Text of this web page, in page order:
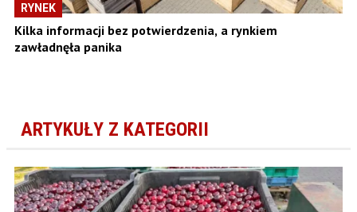
RYNEK
Kilka informacji bez potwierdzenia, a rynkiem
zawładnęła panika
ARTYKUŁY Z KATEGORII